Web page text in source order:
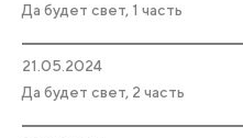
Да будет свет, 1 часть
21.05.2024
Да будет свет, 2 часть